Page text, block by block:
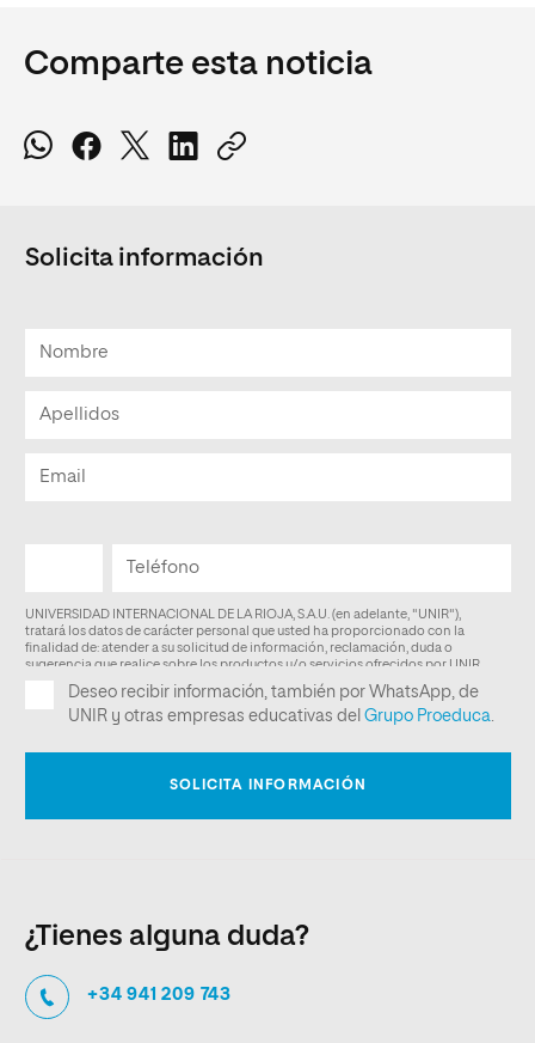
Comparte esta noticia
Solicita información
¿Tienes alguna duda?
+34 941 209 743